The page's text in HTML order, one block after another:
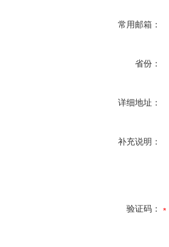
常用邮箱：
省份：
详细地址：
补充说明：
验证码：